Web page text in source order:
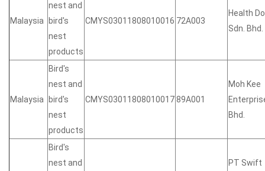
Malaysia
nest and
bird's
nest
products
CMYS03011808010016 72A003
Health
Sdn. Bhd.
Malaysia
Bird's
nest and
bird's
nest
products
CMYS0301180801001789A001
Moh Kee
Bhd.
Bird's
nest and
PT Swift